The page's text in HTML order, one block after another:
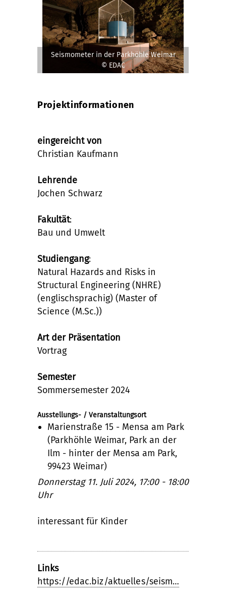
Seismometer in der Parkhöhle Weimar
© EDAC
Projektinformationen
eingereicht von
Christian Kaufmann
Lehrende
Jochen Schwarz
Fakultät:
Bau und Umwelt
Studiengang:
Natural Hazards and Risks in
Structural Engineering (NHRE)
(englischsprachig) (Master of
Science (M.Sc.))
Art der Präsentation
Vortrag
Semester
Sommersemester 2024
Ausstellungs- / Veranstaltungsort
Marienstraße 15 - Mensa am Park
(Parkhöhle Weimar, Park an der
Ilm - hinter der Mensa am Park,
99423 Weimar)
Donnerstag 11. Juli 2024, 17:00 - 18:00
Uhr
interessant für Kinder
Links
https://edac.biz/aktuelles/seism…